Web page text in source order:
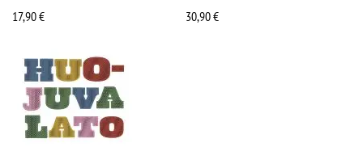
17,90€
30,90€